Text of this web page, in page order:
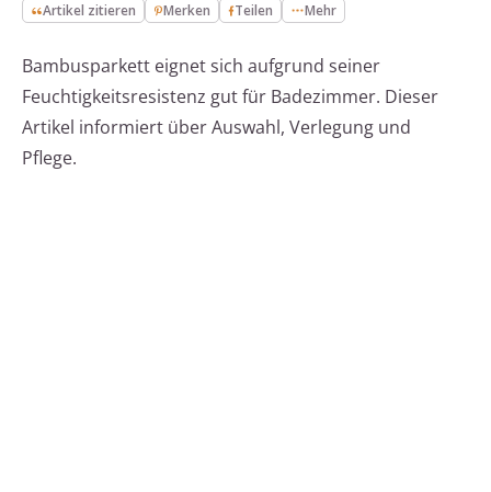
Artikel zitieren Merken Teilen Mehr
Bambusparkett eignet sich aufgrund seiner
Feuchtigkeitsresistenz gut für Badezimmer. Dieser
Artikel informiert über Auswahl, Verlegung und
Pflege.